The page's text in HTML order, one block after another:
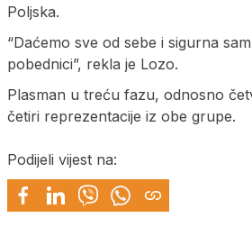
Poljska.
“Daćemo sve od sebe i sigurna
pobednici”, rekla je Lozo.
Plasman u treću fazu, odnosno
četiri reprezentacije iz obe grupe.
Podijeli vijest na: